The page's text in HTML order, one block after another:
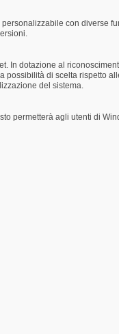
con diverse
In dotazione al
possibilità di scelta rispetto
del sistema.
permetterà agli utenti di